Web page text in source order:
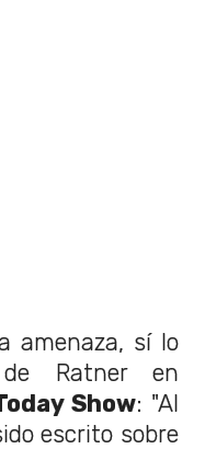
amenaza, sí lo
Ratner en
Show: "Al
escrito sobre